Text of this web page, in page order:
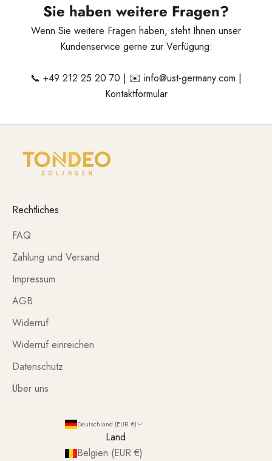
Sie haben weitere Fragen?
Wenn Sie weitere Fragen haben, steht Ihnen unser
Kundenservice gerne zur Verfügung:
📞 +49 212 25 20 70 | ✉️ info@ust-germany.com |
Kontaktformular
Rechtliches
FAQ
Zahlung und Versand
Impressum
AGB
Widerruf
Widerruf einreichen
Datenschutz
Über uns
Deutschland (EUR €)
Land
Belgien (EUR €)